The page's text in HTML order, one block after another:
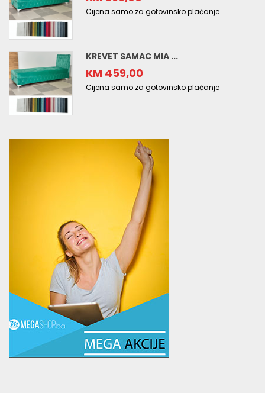
Cijena samo za gotovinsko plaćanje
KREVET SAMAC MIA ...
KM 459,00
Cijena samo za gotovinsko plaćanje